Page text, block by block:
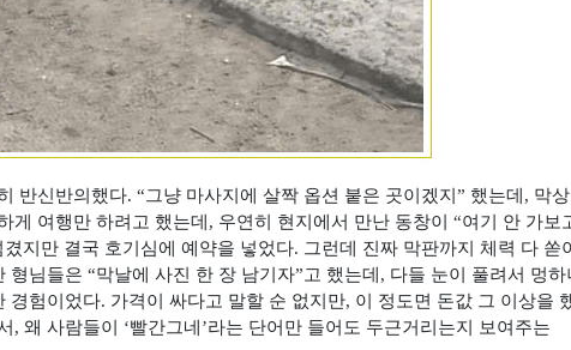
반신반의했다. “그냥 마사지에 살짝 옵션 붙은 곳이겠지 ” 했는데 , 막
게 여행만 하려고 했는데 , 우연히 현지에서 만난 동창이 “여기 안 가보
겼지만 결국 호기심에 예약을 넣었다. 그런데 진짜 막판까지 체력 다 쏟
형님들은 “막날에 사진 한 장 남기자”고 했는데 , 다들 눈이 풀려서 멍하
경험이었다. 가격이 싸다고 말할 순 없지만, 이 정도면 돈값 그 이상을
, 왜 사람들이 ‘빨간그네 ’라는 단어만 들어도 두근거리는지 보여주는